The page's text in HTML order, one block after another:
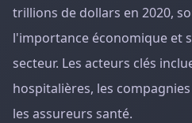
trillions de dollars en 2020,
l'importance économique et
secteur. Les acteurs clés
hospitalières, les
les assureurs santé.